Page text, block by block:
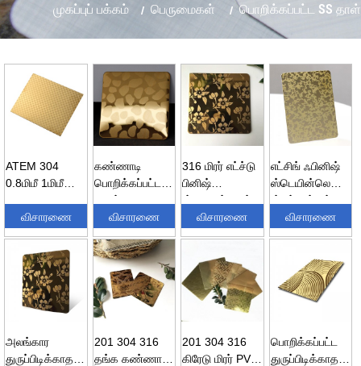
முகப்புப் பக்கம் பெருமைகள் பொறிக்கப்பட்ட SS தாள்
ATEM 304
0.8மிமீ 1மிமீ
பொறிக்கப்பட்ட
பிரைவேட் லிஃப்ட்
வண்ண நிலை...
விசாரணை
கண்ணாடி
பொறிக்கப்பட்ட
அலங்கார
துருப்பிடிக்காத
எஃகு தாள் ...
விசாரணை
316 மிரர் எட்ச்டு
பினிஷ்
ஸ்டெயின்லெஸ்
ஸ்டீல் தாள்கள்...
விசாரணை
எட்சிங் ஃபினிஷ்
ஸ்டெயின்லெஸ்
ஸ்டீல் ஷீட்கள் |
304/304...
விசாரணை
அலங்கார
துருப்பிடிக்காத
201 304 316
தங்க கண்ணாடி
201 304 316
கிரேடு மிரர் PVD
பொறிக்கப்பட்ட
துருப்பிடிக்காத